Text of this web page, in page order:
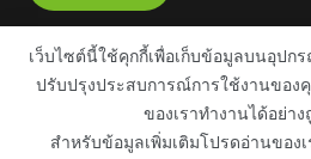
Copyright © 2025 ZKTECO CO., LTD. All
เว็บไซต์นี้ใช้คุกกี้เพื่อเก็บข้อมูลบนอุปก
ปรับปรุงประสบการณ์การใช้งานของ
ของเราทํางานได้อย่าง
สําหรับข้อมูลเพิ่มเติมโปรดอ่านของเ